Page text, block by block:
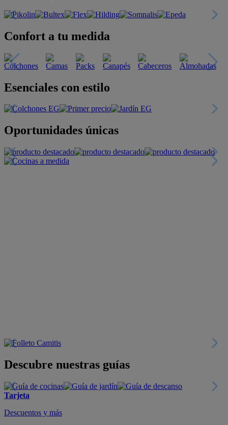
Confort a tu medida
Esenciales con estilo
Oportunidades únicas
Descubre nuestras guías
Tarjeta
Descuentos y más